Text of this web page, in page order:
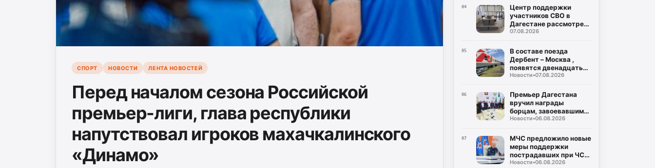
СПОРТ НОВОСТИ ЛЕНТА НОВОСТЕЙ
Перед началом сезона Российской
премьер-лиги, глава республики
напутствовал игроков махачкалинского
«Динамо»
Буйнакского района
04
Центр поддержки
участников СВО в
Дагестане рассмотрел
около тысячи запросов
07.08.2026
05
В составе поезда
Дербент – Москва ,
появятся двенадцать
новых плацкартных
Новости•07.08.2026
06
Премьер Дагестана
вручил награды
борцам, завоевавшим
20 медалей на
Новости•06.08.2026
07
МЧС предложило новые
меры поддержки
пострадавших при ЧС:
кредитные каникулы и
Новости•06.08.2026